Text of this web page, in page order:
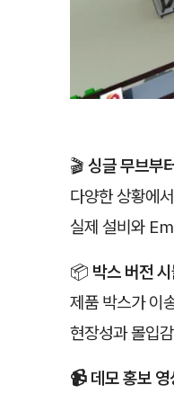
🎬 싱글 무브부
다양한 상황에
실제 설비와
📦 박스 버전
제품 박스가 이
현장성과 몰입
📹 데모 홍보